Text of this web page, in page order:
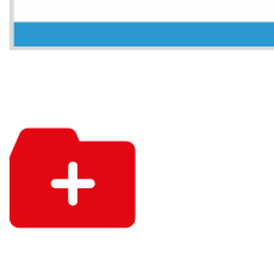
3263 Büetigen
3267 Seedorf BE
3268 Lobsigen
3270 Aarberg
3271 Radelfingen